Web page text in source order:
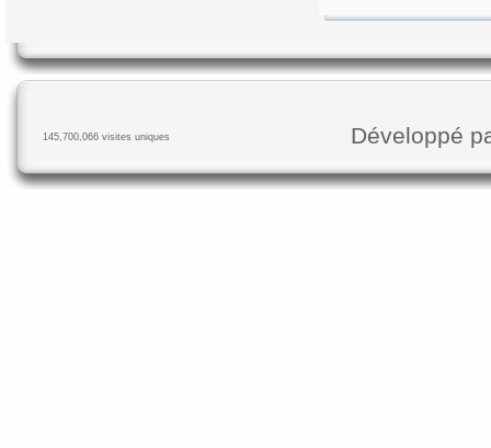
145,700,066 visites uniques Développé